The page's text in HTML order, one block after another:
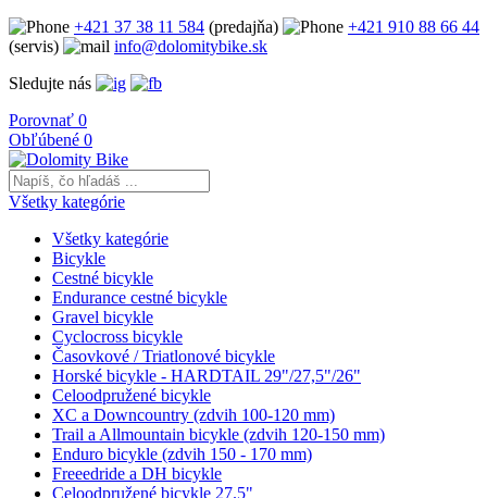
+421 37 38 11 584 (predajňa)
+421 910 88 66 44
(servis)
info@dolomitybike.sk
Sledujte nás
Porovnať 0
Obľúbené 0
Všetky kategórie
Všetky kategórie
Bicykle
Cestné bicykle
Endurance cestné bicykle
Gravel bicykle
Cyclocross bicykle
Časovkové / Triatlonové bicykle
Horské bicykle - HARDTAIL 29"/27,5"/26"
Celoodpružené bicykle
XC a Downcountry (zdvih 100-120 mm)
Trail a Allmountain bicykle (zdvih 120-150 mm)
Enduro bicykle (zdvih 150 - 170 mm)
Freeedride a DH bicykle
Celoodpružené bicykle 27.5"